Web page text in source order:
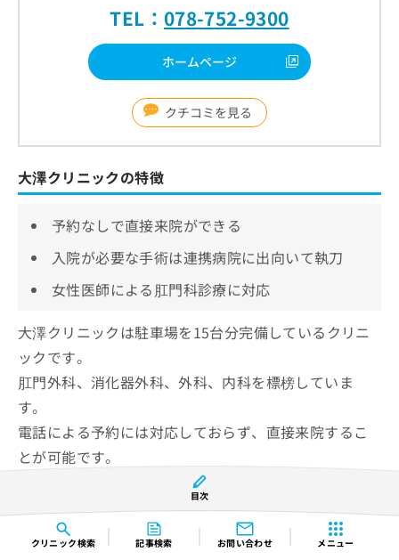
クリニック検索 記事検索 お問い合わせ メニュー
TEL： 078-752-9300
ホームページ
クチコミを見る
大澤クリニックの特徴
予約なしで直接来院ができる
入院が必要な手術は連携病院に出向いて執刀
女性医師による肛門科診療に対応
大澤クリニックは駐車場を15台分完備しているクリニ
ックです。
肛門外科、消化器外科、外科、内科を標榜していま
す。
電話による予約には対応しておらず、直接来院するこ
とが可能です。
大澤クリニックでは日本大腸肛門病学会の指導医・専
門医である大澤院長が診療します。
目次